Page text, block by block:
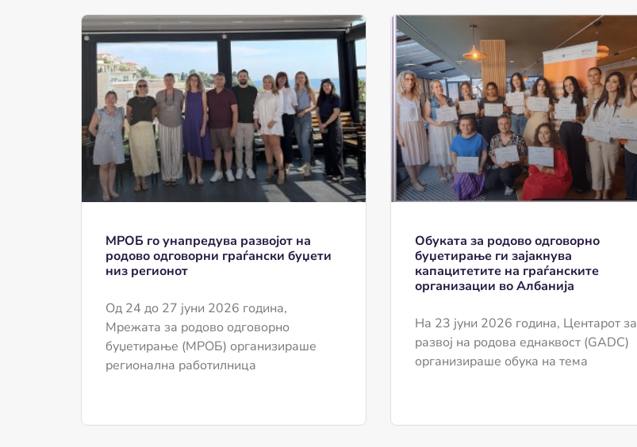
МРОБ го унапредува развојот на
родово одговорни граѓански буџети
низ регионот
Од 24 до 27 јуни 2026 година,
Мрежата за родово одговорно
буџетирање (МРОБ) организираше
регионална работилница
Обуката за родово одговорно
буџетирање ги зајакнува
капацитетите на граѓанските
организации во Албанија
На 23 јуни 2026 година, Центарот за
развој на родова еднаквост (GADC)
организираше обука на тема